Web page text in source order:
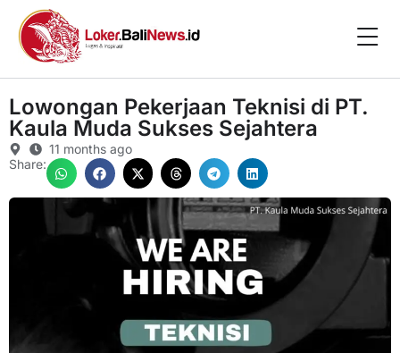
Lowongan Pekerjaan Teknisi di PT.
Kaula Muda Sukses Sejahtera
11 months ago
Share: